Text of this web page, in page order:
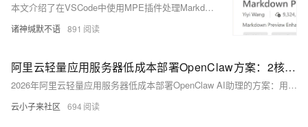
本文介绍了在VSCode中使用MPE插件处理Markdown文件的方法。主要内容包括：1）MPE插件的安装；2）查看Markdown渲染效果的两种方式（内置快捷键和MPE右键预览）；3）Markdown文件转换功能，详细讲解了导出HTML（离线/在线模式）、PDF（Chrome/Prince/Pandoc三种方式）和Word的操作步骤及注意事项。文章还提供了相关软件的安装指南和常见问题解决方案，帮助用户更好地使用MPE插件进行Markdown文档处理。
诸神缄默不语 891
阿里云轻量应用服务器低成本部署OpenClaw方案：2核2G38元，2核4G199元，全球多地域可选
2026年阿里云轻量应用服务器低成本部署OpenClaw AI助理的方案：用户可通过每天10:00和15:00的限量抢购活动，以38元/年（2核2G/40G云盘）或9.9元/月、199元/年（2核4G/50G云盘）的价格入手服务器，预装OpenClaw镜像实现分钟级一键部署，免代码上手。部署后可通过Web UI或飞书、钉钉、QQ、企业微信等IM工具与AI智能体交互，并支持扩展Skill和自定义RPA流程。方案覆盖个人博客、AI应用开发等场景，大幅降低了AI Agent的技术与资金门槛，是低成本拥抱AI智能体的实用路径。
云小子来社区 694